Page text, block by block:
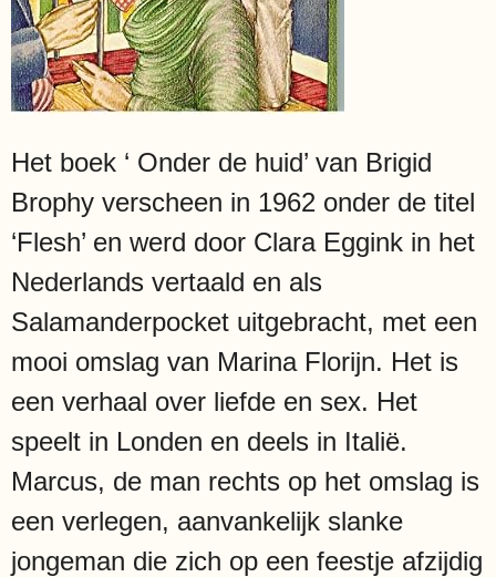
Het boek ‘ Onder de huid’ van Brigid
Brophy verscheen in 1962 onder de titel
‘Flesh’ en werd door Clara Eggink in het
Nederlands vertaald en als
Salamanderpocket uitgebracht, met een
mooi omslag van Marina Florijn. Het is
een verhaal over liefde en sex. Het
speelt in Londen en deels in Italië.
Marcus, de man rechts op het omslag is
een verlegen, aanvankelijk slanke
jongeman die zich op een feestje afzijdig